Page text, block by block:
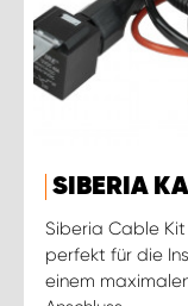
SIBERIA
Siberia Cable Kit
perfekt für die
einem